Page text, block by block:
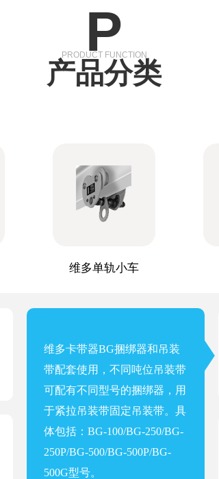
P
PRODUCT FUNCTION
产品分类
维多单轨小车
维多卡带器BG捆绑器和吊装
带配套使用，不同吨位吊装带
可配有不同型号的捆绑器，用
于紧拉吊装带固定吊装带。具
体包括：BG-100/BG-250/BG-
250P/BG-500/BG-500P/BG-
500G型号。